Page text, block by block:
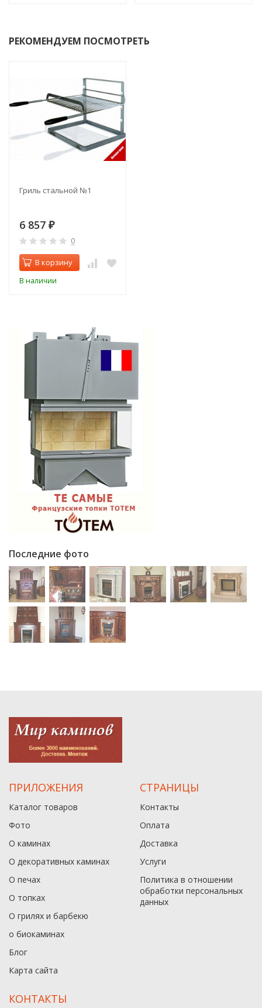
РЕКОМЕНДУЕМ ПОСМОТРЕТЬ
Гриль стальной №1
6 857 ₽
0
В корзину
В наличии
Последние фото
ПРИЛОЖЕНИЯ
Каталог товаров
Фото
О каминах
О декоративных каминах
О печах
О топках
О грилях и барбекю
о биокаминах
Блог
Карта сайта
СТРАНИЦЫ
Контакты
Оплата
Доставка
Услуги
Политика в отношении
обработки персональных
данныx
КОНТАКТЫ